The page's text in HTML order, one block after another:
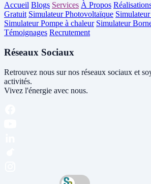
Accueil Blogs Services À Propos
Gratuit Simulateur Photovoltaïque
Simulateur Pompe à chaleur Simulateur
Témoignages Recrutement
Réseaux Sociaux
Retrouvez nous sur nos réseaux sociaux et
activités.
Vivez l'énergie avec nous.